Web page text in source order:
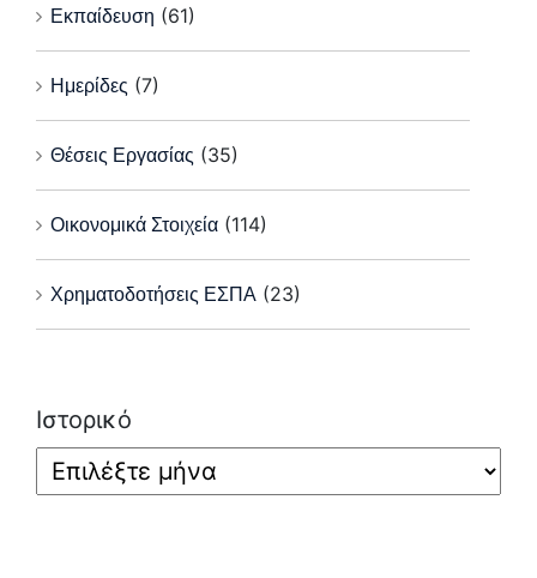
Εκπαίδευση (61)
Ημερίδες (7)
Θέσεις Εργασίας (35)
Οικονομικά Στοιχεία (114)
Χρηματοδοτήσεις ΕΣΠΑ (23)
Ιστορικό